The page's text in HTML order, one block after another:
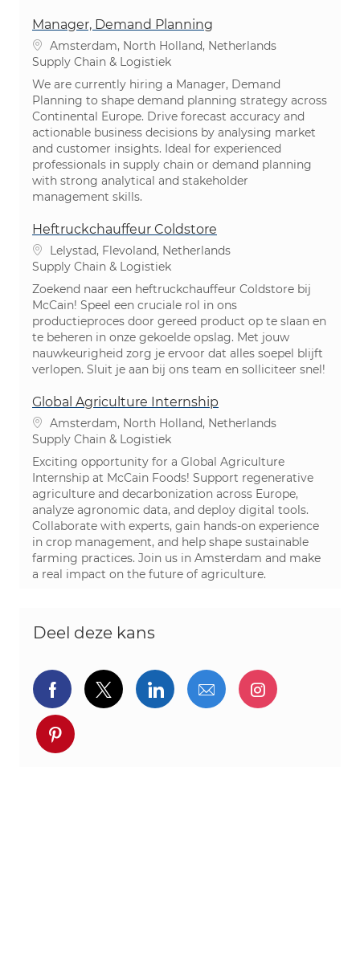
Manager, Demand Planning
PlaatsAmsterdam, North Holland, Netherlands
Categorie
Supply Chain & Logistiek
We are currently hiring a Manager, Demand
Planning to shape demand planning strategy across
Continental Europe. Drive forecast accuracy and
actionable business decisions by analysing market
and customer insights. Ideal for experienced
professionals in supply chain or demand planning
with strong analytical and stakeholder
management skills.
Heftruckchauffeur Coldstore
PlaatsLelystad, Flevoland, Netherlands
Categorie
Supply Chain & Logistiek
Zoekend naar een heftruckchauffeur Coldstore bij
McCain! Speel een cruciale rol in ons
productieproces door gereed product op te slaan en
te beheren in onze gekoelde opslag. Met jouw
nauwkeurigheid zorg je ervoor dat alles soepel blijft
verlopen. Sluit je aan bij ons team en solliciteer snel!
Global Agriculture Internship
PlaatsAmsterdam, North Holland, Netherlands
Categorie
Supply Chain & Logistiek
Exciting opportunity for a Global Agriculture
Internship at McCain Foods! Support regenerative
agriculture and decarbonization across Europe,
analyze agronomic data, and deploy digital tools.
Collaborate with experts, gain hands-on experience
in crop management, and help shape sustainable
farming practices. Join us in Amsterdam and make
a real impact on the future of agriculture.
Deel deze kans
Delen via Facebook
Delen via twitter
Delen via LinkedIn
Delen via e-mail
Delen via
Deel via pinterest